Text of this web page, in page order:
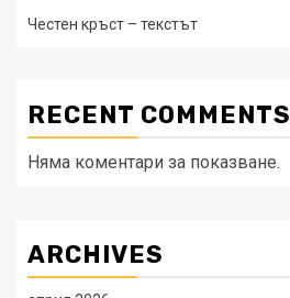
Честен кръст – текстът
RECENT COMMENTS
Няма коментари за показване.
ARCHIVES